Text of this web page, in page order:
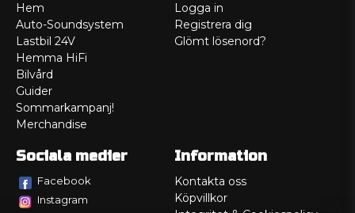
Hem
Auto-Soundsystem
Lastbil 24V
Hemma HiFi
Bilvård
Guider
Sommarkampanj!
Merchandise
Logga in
Registrera dig
Glömt lösenord?
Sociala medier
Facebook
Instagram
Information
Kontakta oss
Köpvillkor